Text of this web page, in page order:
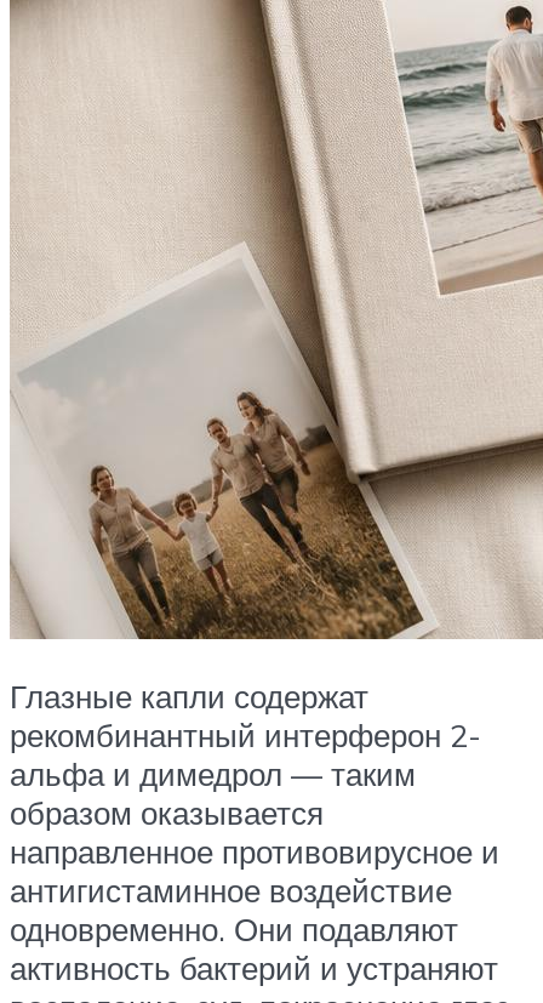
Глазные капли содержат
рекомбинантный интерферон 2-
альфа и димедрол — таким
образом оказывается
направленное противовирусное и
антигистаминное воздействие
одновременно. Они подавляют
активность бактерий и устраняют